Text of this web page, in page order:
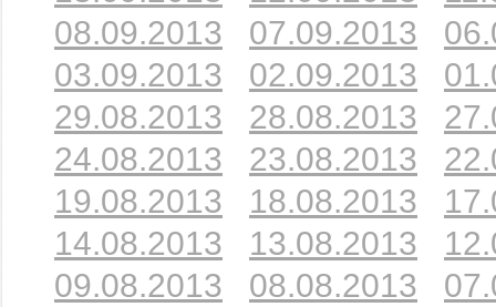
08.09.2013
07.09.2013
03.09.2013
02.09.2013
29.08.2013
28.08.2013
24.08.2013
23.08.2013
19.08.2013
18.08.2013
14.08.2013
13.08.2013
09.08.2013
08.08.2013